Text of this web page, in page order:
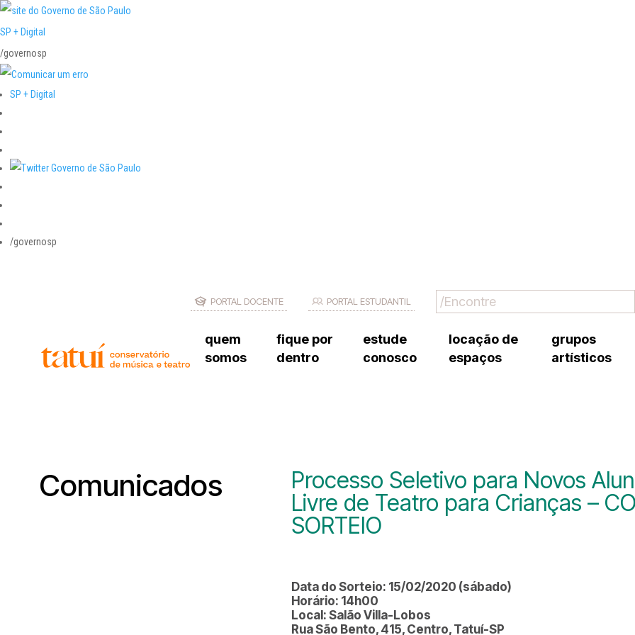
SP + Digital
/governosp
SP + Digital
/governosp
PORTAL DOCENTE PORTAL ESTUDANTIL
quem
somos
fique por
dentro
estude
conosco
locação de
espaços
grupos
artísticos
trabalhe
Comunicados
Processo Seletivo para Novos
Livre de Teatro para Crianças –
SORTEIO
Data do Sorteio: 15/02/2020 (sábado)
Horário: 14h00
Local: Salão Villa-Lobos
Rua São Bento, 415, Centro, Tatuí-SP